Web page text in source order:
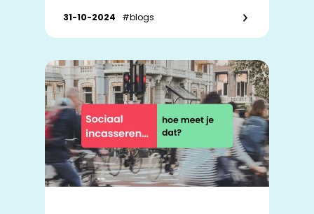
31-10-2024 #blogs